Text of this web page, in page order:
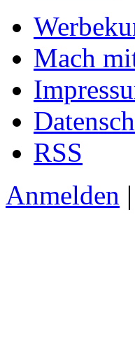
Mach
RSS
Anmelden